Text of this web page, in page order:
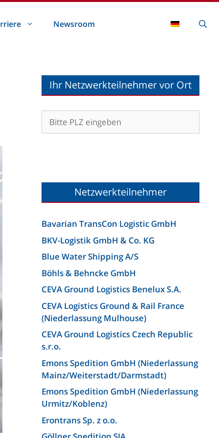
Newsroom
Ihr Netzwerkteilnehmer vor Ort
Netzwerkteilnehmer
Bavarian TransCon Logistic GmbH
BKV-Logistik GmbH & Co. KG
Blue Water Shipping A/S
Böhls & Behncke GmbH
CEVA Ground Logistics Benelux S.A.
CEVA Logistics Ground & Rail France
(Niederlassung Mulhouse)
CEVA Ground Logistics Czech Republic
s.r.o.
Emons Spedition GmbH (Niederlassung
Mainz/Weiterstadt/Darmstadt)
Emons Spedition GmbH (Niederlassung
Urmitz/Koblenz)
Erontrans Sp. z o.o.